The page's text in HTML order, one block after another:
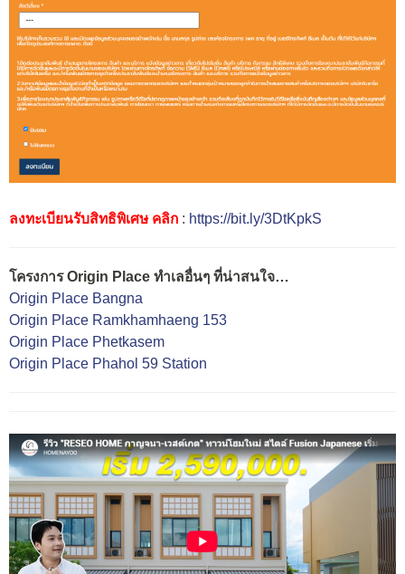
ลงทะเบียนรับสิทธิพิเศษ คลิก : https://bit.ly/3DtKpkS
โครงการ Origin Place ทำเลอื่นๆ ที่น่าสนใจ…
Origin Place Bangna
Origin Place Ramkhamhaeng 153
Origin Place Phetkasem
Origin Place Phahol 59 Station